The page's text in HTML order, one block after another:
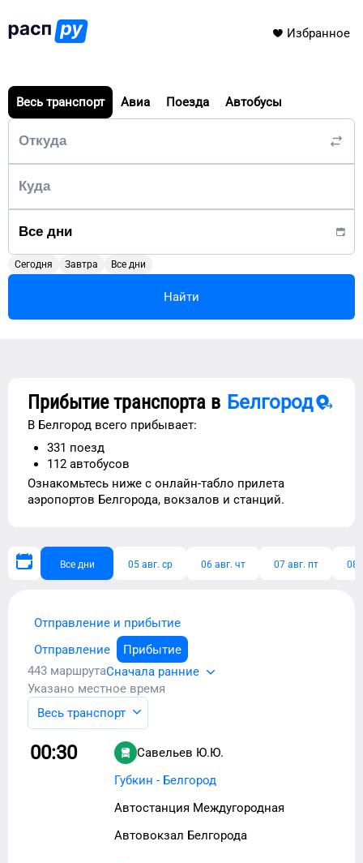
Избранное
Весь транспорт Авиа Поезда Автобусы
Сегодня Завтра Все дни
Найти
Прибытие транспорта в Белгород
В Белгород всего прибывает:
331 поезд
112 автобусов
Ознакомьтесь ниже с онлайн-табло прилета
аэропортов Белгорода, вокзалов и станций.
Все дни 05 авг. ср 06 авг. чт 07 авг. пт 08
Отправление и прибытие
Отправление
Прибытие
443 маршрутаСначала ранние
Указано местное время
Весь транспорт
00:30
Савельев Ю.Ю.
Губкин - Белгород
Автостанция Междугородная
Автовокзал Белгорода